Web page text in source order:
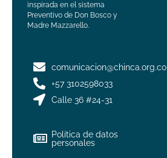
inspirada en el sistema
Preventivo de Don Bosco y
Madre Mazzarello.
comunicacion@chinca.org.co
+57 3102598033
Calle 36 #24-31
Política de datos
personales